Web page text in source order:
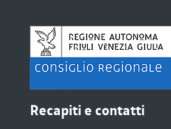
Recapiti e contatti